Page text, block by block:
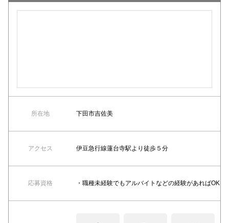
所在地 下田市吉佐美
アクセス 伊豆急行線蓮台寺駅より徒歩５分
応募資格 ・職種未経験でもアルバイトなどの経験があればOK